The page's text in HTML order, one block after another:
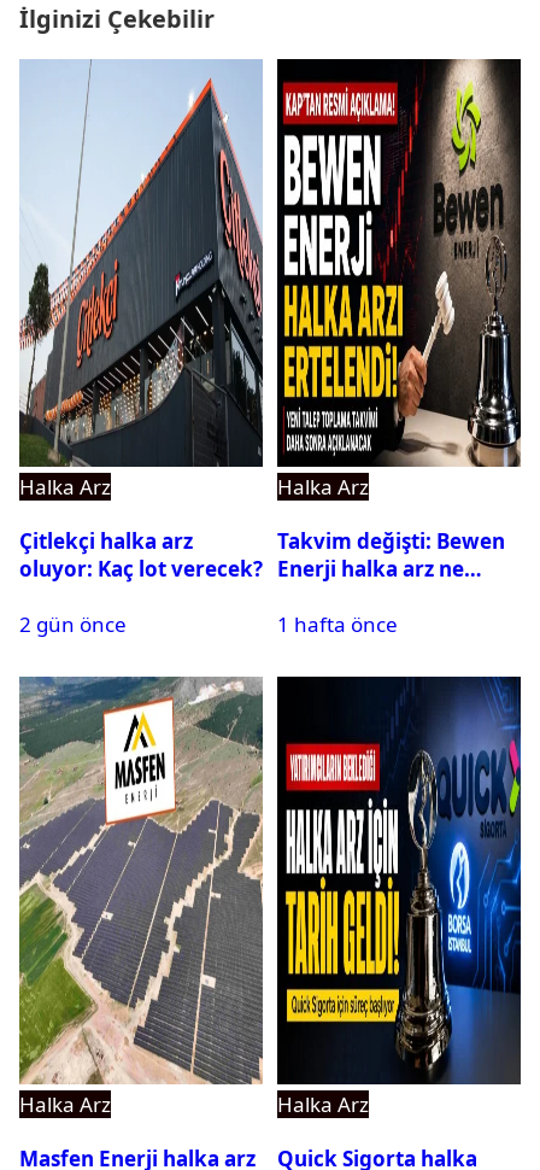
İlginizi Çekebilir
Halka Arz
Çitlekçi halka arz
oluyor: Kaç lot verecek?
2 gün önce
Halka Arz
Takvim değişti: Bewen
Enerji halka arz ne
1 hafta önce
Halka Arz
Masfen Enerji halka arz
Halka Arz
Quick Sigorta halka